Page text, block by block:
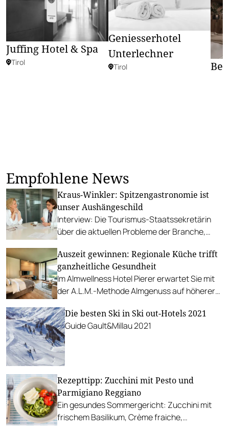
Juffing Hotel & Spa
Tirol
Geniesserhotel
Unterlechner
Tirol
Empfohlene News
Kraus-Winkler: Spitzengastronomie ist
unser Aushängeschild
Interview: Die Tourismus-Staatssekretärin
über die aktuellen Probleme der Branche,
Wettbewerben.
Auszeit gewinnen: Regionale Küche trifft
ganzheitliche Gesundheit
Im Almwellness Hotel Pierer erwartet Sie mit
der A.L.M.-Methode Almgenuss auf höherer
Personen inkl. Halbpension.
Die besten Ski in Ski out-Hotels 2021
Guide Gault&Millau 2021
Rezepttipp: Zucchini mit Pesto und
Parmigiano Reggiano
Ein gesundes Sommergericht: Zucchini mit
frischem Basilikum, Crème fraiche,